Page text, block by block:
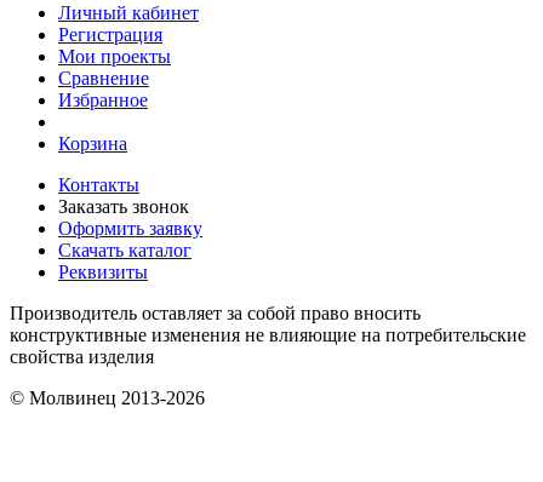
Личный кабинет
Регистрация
Мои проекты
Сравнение
Избранное
Корзина
Контакты
Заказать звонок
Оформить заявку
Скачать каталог
Реквизиты
Производитель оставляет за собой право вносить
конструктивные изменения не влияющие на потребительские
свойства изделия
© Молвинец 2013-2026